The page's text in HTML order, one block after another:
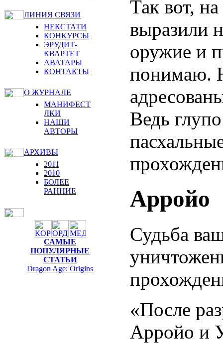
ЛИНИЯ СВЯЗИ
НЕКСТАТИ
КОНКУРСЫ
ЭРУДИТ-
КВАРТЕТ
АВАТАРЫ
КОНТАКТЫ
О ЖУРНАЛЕ
МАНИФЕСТ
ЛКИ
НАШИ
АВТОРЫ
АРХИВЫ
2011
2010
БОЛЕЕ
РАННИЕ
САМЫЕ
ПОПУЛЯРНЫЕ
СТАТЬИ
Dragon Age: Origins
Так вот,
выразили
оружие и
понимаю.
Ведь
Арройо
Судьба
«После
Арройо и